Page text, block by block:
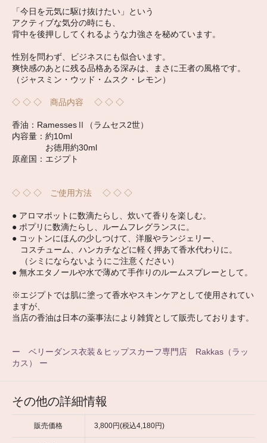
「今日を元気に駆け抜けたい」という
アクティブな気分の時にも、
背中を後押ししてくれるような力強さを秘めています。
性別を問わず、ビジネスにも似合います。
爽快感のあとに残る品格ある深みは、まさに王者の風格です。
（ジャスミン・ウッド・ムスク・レモン）
◇ ◇ ◇ 商品内容 ◇ ◇ ◇
香油：RamessesⅡ（ラムセス2世）
内容量：約10ml
お徳用約30ml
原産国：エジプト
◇ ◇ ◇ ご使用方法 ◇ ◇ ◇
● アロマポットに数滴たらし、炊いて香りを楽しむ。
● ポプリに数滴たらし、ルームフレグランスに。
● コットンにほんの少しつけて、洋服やランジェリー、
コスチューム、ハンカチなどに軽く押あて香水代わりに。
（シミにならないようにご注意ください）
● 無水エタノールや水で薄めて手作りのルームスプレーとして。
※エジプトでは肌に塗って香水やスキンケアとして使用されてい
ますが、
当店の香油は日本の薬事法により雑貨として販売しております。
ー ベリーダンス衣装＆ヒップスカーフ専門店 Rakkas（ラッ
カス） ー
その他の詳細情報
販売価格 3,800円(税込4,180円)